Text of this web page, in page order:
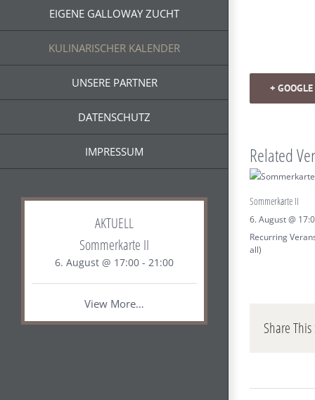
EIGENE GALLOWAY ZUCHT
KULINARISCHER KALENDER
UNSERE PARTNER
DATENSCHUTZ
IMPRESSUM
AKTUELL
Sommerkarte II
6. August @ 17:00 - 21:00
View More…
+
Related
Sommerkarte II
6. August @
Recurring
all)
Share